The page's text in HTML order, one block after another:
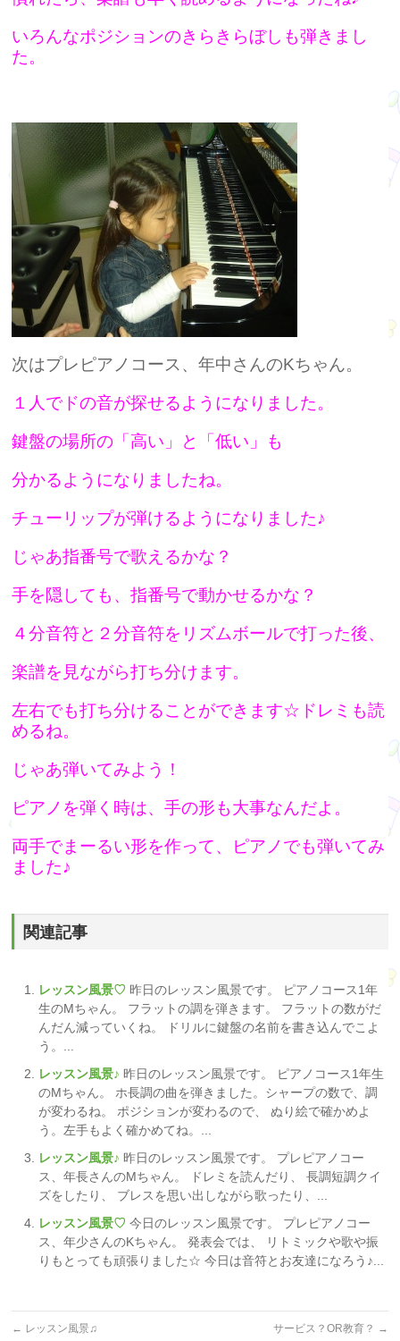
いろんなポジションのきらきらぼしも弾きまし
た。
次はプレピアノコース、年中さんのKちゃん。
１人でドの音が探せるようになりました。
鍵盤の場所の「高い」と「低い」も
分かるようになりましたね。
チューリップが弾けるようになりました♪
じゃあ指番号で歌えるかな？
手を隠しても、指番号で動かせるかな？
４分音符と２分音符をリズムボールで打った後、
楽譜を見ながら打ち分けます。
左右でも打ち分けることができます☆ドレミも読
めるね。
じゃあ弾いてみよう！
ピアノを弾く時は、手の形も大事なんだよ。
両手でまーるい形を作って、ピアノでも弾いてみ
ました♪
関連記事
レッスン風景♡ 昨日のレッスン風景です。 ピアノコース1年
生のMちゃん。 フラットの調を弾きます。 フラットの数がだ
んだん減っていくね。 ドリルに鍵盤の名前を書き込んでこよ
う。...
レッスン風景♪ 昨日のレッスン風景です。 ピアノコース1年生
のMちゃん。 ホ長調の曲を弾きました。シャープの数で、調
が変わるね。 ポジションが変わるので、 ぬり絵で確かめよ
う。左手もよく確かめてね。...
レッスン風景♪ 昨日のレッスン風景です。 プレピアノコー
ス、年長さんのMちゃん。 ドレミを読んだり、 長調短調クイ
ズをしたり、 ブレスを思い出しながら歌ったり、...
レッスン風景♡今日のレッスン風景です。 プレピアノコー
ス、年少さんのKちゃん。 発表会では、 リトミックや歌や振
りもとっても頑張りました☆ 今日は音符とお友達になろう♪...
← レッスン風景♫ サービス？OR教育？ →